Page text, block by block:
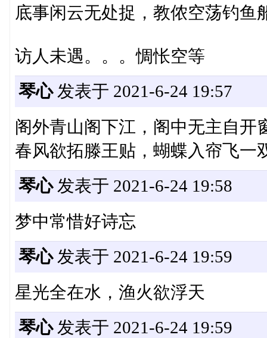
底事闲云无处捉，教侬空荡钓鱼
访人未遇。。。惆怅空等
琴心发表于 2021-6-24 19:57
阁外青山阁下江，阁中无主自开
春风欲拓滕王贴，蝴蝶入帘飞一
琴心发表于 2021-6-24 19:58
梦中常惜好诗忘
琴心发表于 2021-6-24 19:59
星光全在水，渔火欲浮天
琴心发表于 2021-6-24 19:59